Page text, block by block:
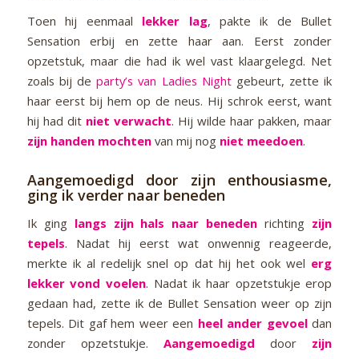
Toen hij eenmaal lekker lag, pakte ik de Bullet
Sensation erbij en zette haar aan. Eerst zonder
opzetstuk, maar die had ik wel vast klaargelegd. Net
zoals bij departy’s van Ladies Nightgebeurt, zette ik
haar eerst bij hem op de neus. Hij schrok eerst, want
hij had dit niet verwacht. Hij wilde haar pakken, maar
zijn handen mochtenvan mij nog niet meedoen.
Aangemoedigd door zijn enthousiasme,
ging ik verder naar beneden
Ik ging langs zijn hals naar beneden richting zijn
tepels. Nadat hij eerst wat onwennig reageerde,
merkte ik al redelijk snel op dat hij het ook wel erg
lekker vond voelen. Nadat ik haar opzetstukje erop
gedaan had, zette ik de Bullet Sensation weer op zijn
tepels. Dit gaf hem weer een heel ander gevoeldan
zonder opzetstukje. Aangemoedigd door zijn